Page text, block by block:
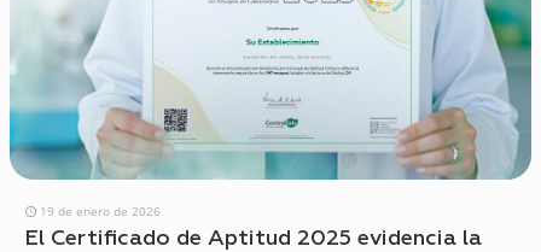
19 de enero de 2026
El Certificado de Aptitud 2025 evidencia la